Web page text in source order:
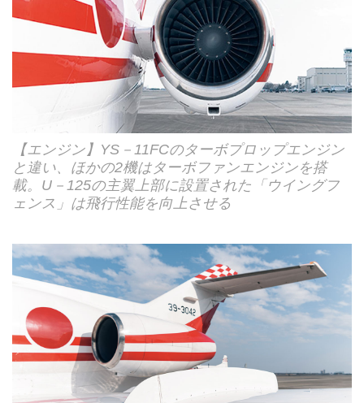
【エンジン】YS－11FCのターボプロップエンジン
と違い、ほかの2機はターボファンエンジンを搭
載。U－125の主翼上部に設置された「ウイングフ
ェンス」は飛行性能を向上させる